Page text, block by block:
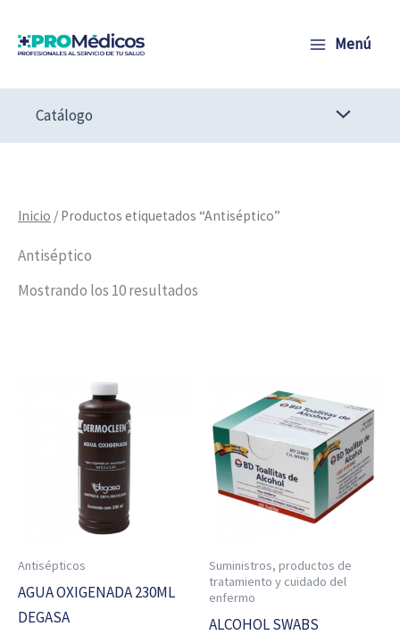
contenido
Menú
Catálogo
Inicio / Productos etiquetados “Antiséptico”
Antiséptico
Mostrando los 10 resultados
Antisépticos
AGUA OXIGENADA 230ML
DEGASA
Suministros, productos de
tratamiento y cuidado del
enfermo
ALCOHOL SWABS